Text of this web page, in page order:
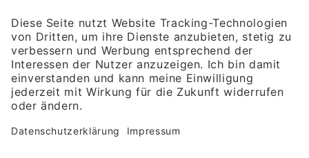
Rosenheimer Str. 143C
81671 München
Tel:+49 180 5949260
(Festnetz 14 ct/min, Mobil max. 42 ct/min)
Hotline
Datenschutzerklärung